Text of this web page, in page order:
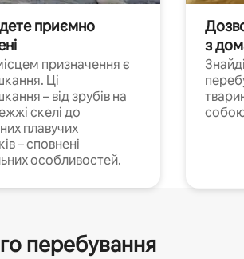
приємно
призначення є
Ці
– від зрубів на
скелі до
плавучих
– сповнені
особливостей.
з
перебування